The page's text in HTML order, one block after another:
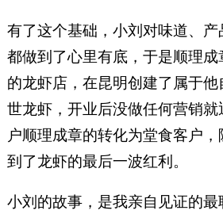
有了这个基础，小刘对味道、
都做到了心里有底，于是顺理成
的龙虾店，在昆明创建了属于
世龙虾，开业后没做任何营销
户顺理成章的转化为堂食客户
到了龙虾的最后一波红利。
小刘的故事，是我亲自见证的